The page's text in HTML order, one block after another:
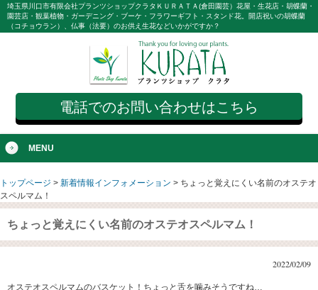
埼玉県川口市有限会社プランツショップクラタＫＵＲＡＴＡ(倉田園芸）花屋・生花店・胡蝶蘭・
園芸店・観葉植物・ガーデニング・ブーケ・フラワーギフト・スタンド花。開店祝いの胡蝶蘭
（コチョウラン）、仏事（法要）のお供え生花などいかがですか？
電話でのお問い合わせはこちら
MENU
トップページ > 新着情報インフォメーション > ちょっと覚えにくい名前のオステオ
スペルマム！
ちょっと覚えにくい名前のオステオスペルマム！
2022/02/09
オステオスペルマムのバスケット！ちょっと舌を噛みそうですね…